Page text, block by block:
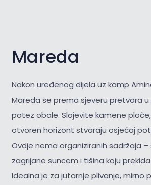
Mareda
Nakon uređenog dijela uz kamp
Mareda se prema sjeveru pretvara u
potez obale. Slojevite kamene
otvoren horizont stvaraju osjećaj
Ovdje nema organiziranih sadržaja
zagrijane suncem i tišina koju
Idealna je za jutarnje plivanje, mirno